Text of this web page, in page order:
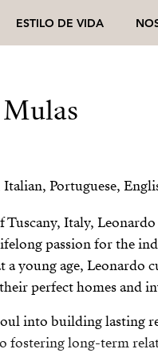
ESTILO DE VIDA
Italian, Portuguese,
Italy, Leonardo
passion for the
a young age, Leonardo
perfect homes and
into building lasting
fostering long-term